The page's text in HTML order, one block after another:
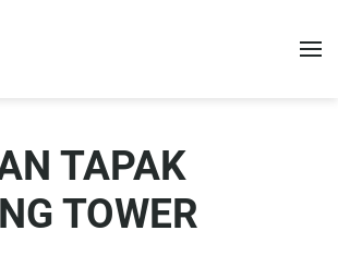
TAPAK
TOWER